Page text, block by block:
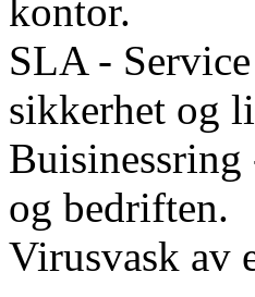
kontor.
SLA -
sikkerhet og
og bedriften.
Virusvask av